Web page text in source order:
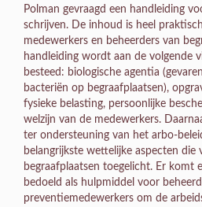
Polman gevraagd een handleiding
schrijven. De inhoud is heel
medewerkers en beheerders van
handleiding wordt aan de volgende
besteed: biologische agentia
bacteriën op begraafplaatsen),
fysieke belasting, persoonlijke
welzijn van de medewerkers.
ter ondersteuning van het arbo-
belangrijkste wettelijke aspecten die
begraafplaatsen toegelicht. Er komt
bedoeld als hulpmiddel voor
preventiemedewerkers om de